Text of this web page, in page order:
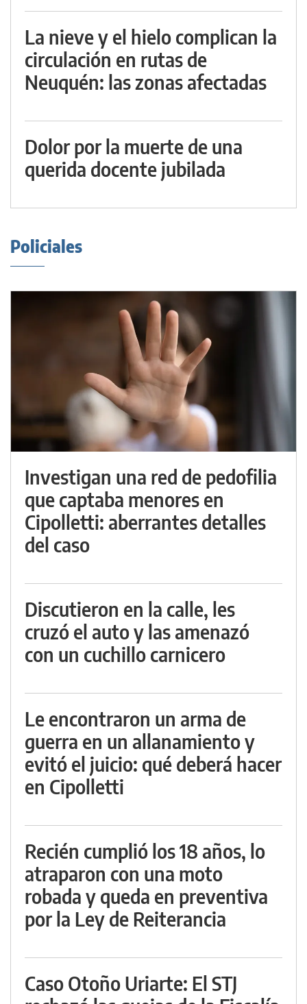
La nieve y el hielo complican la
circulación en rutas de
Neuquén: las zonas afectadas
Dolor por la muerte de una
querida docente jubilada
Policiales
Investigan una red de pedofilia
que captaba menores en
Cipolletti: aberrantes detalles
del caso
Discutieron en la calle, les
cruzó el auto y las amenazó
con un cuchillo carnicero
Le encontraron un arma de
guerra en un allanamiento y
evitó el juicio: qué deberá hacer
en Cipolletti
Recién cumplió los 18 años, lo
atraparon con una moto
robada y queda en preventiva
por la Ley de Reiterancia
Caso Otoño Uriarte: El STJ